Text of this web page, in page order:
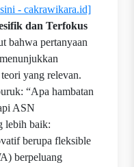
- cakrawikara.id]
dan Terfokus
bahwa pertanyaan
yang relevan.
“Apa hambatan
ASN
lebih baik:
berupa fleksible
berpeluang